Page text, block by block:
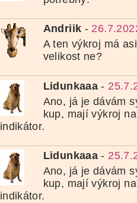
Andriik -
A ten výkroj má
velikost ne?
Lidunkaaa -
Ano, já je dávám
kup, mají výkroj
indikátor.
Lidunkaaa -
Ano, já je dávám
kup, mají výkroj
indikátor.